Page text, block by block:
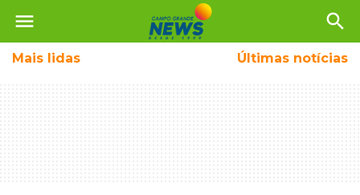
menu search
Mais lidas Últimas notícias